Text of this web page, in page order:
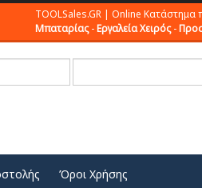
TOOLSales.GR | Online Κατάστημα
Μπαταρίας-Εργαλεία Χειρός-
Όροι Χρήσης